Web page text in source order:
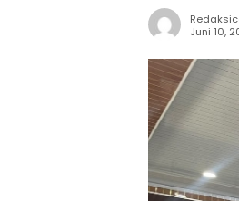
Juni 10,